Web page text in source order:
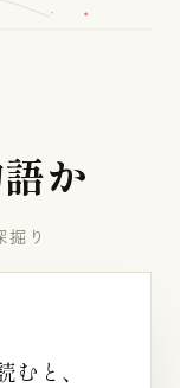
語か
り
と、